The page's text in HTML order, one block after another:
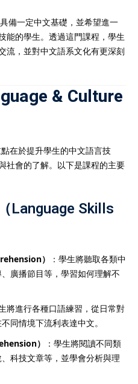
備一定中文基礎，並希望進一
能的學生。透過這門課程，學生
流，並對中文語系文化有更深刻
& Culture
在於提升學生的中文語言技
社會的了解。以下是課程的主要
Language Skills
）
：學生將聽取各類中
廣播節目等，學習如何理解不
將進行各種口語練習，從日常對
同情境下流利表達中文。
）
：學生將閱讀不同類
科技文章等，並學會分析與理